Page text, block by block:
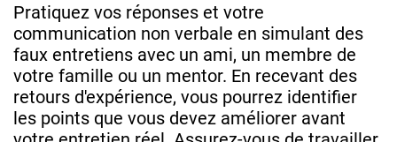
Pratiquez vos réponses et votre
communication non verbale en simulant des
faux entretiens avec un ami, un membre de
votre famille ou un mentor. En recevant des
retours d'expérience, vous pourrez identifier
les points que vous devez améliorer avant